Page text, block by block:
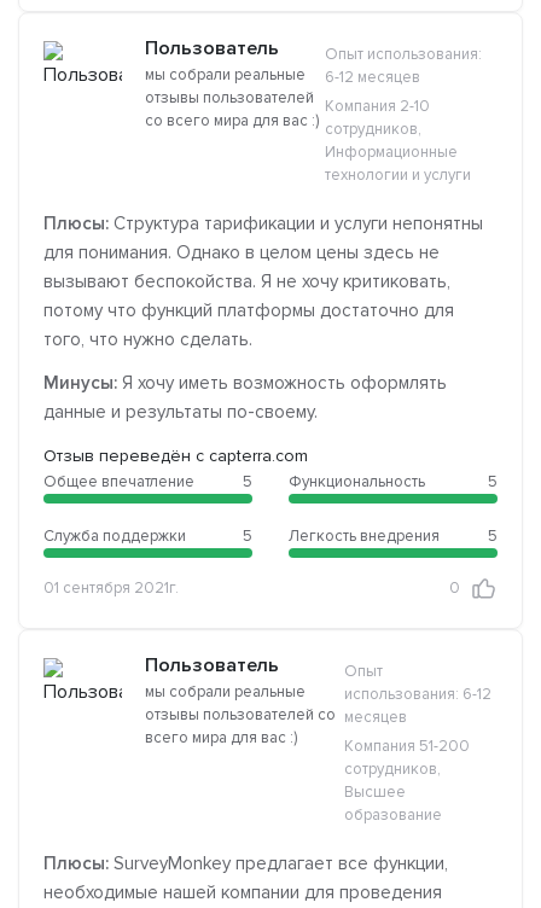
Пользователь
мы собрали реальные
отзывы пользователей
со всего мира для вас :)
Опыт использования:
6-12 месяцев
Компания 2-10
сотрудников,
Информационные
технологии и услуги
Плюсы: Структура тарификации и услуги непонятны
для понимания. Однако в целом цены здесь не
вызывают беспокойства. Я не хочу критиковать,
потому что функций платформы достаточно для
того, что нужно сделать.
Минусы: Я хочу иметь возможность оформлять
данные и результаты по-своему.
Отзыв переведён с capterra.com
Общее впечатление 5
Служба поддержки 5
Функциональность 5
Легкость внедрения 5
01 сентября 2021г. 0
Пользователь
мы собрали реальные
отзывы пользователей со
всего мира для вас :)
Опыт
использования: 6-12
месяцев
Компания 51-200
сотрудников,
Высшее
образование
Плюсы: SurveyMonkey предлагает все функции,
необходимые нашей компании для проведения